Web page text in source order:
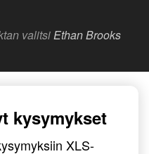
valitsiEthan Brooks
kysymykset
XLS-